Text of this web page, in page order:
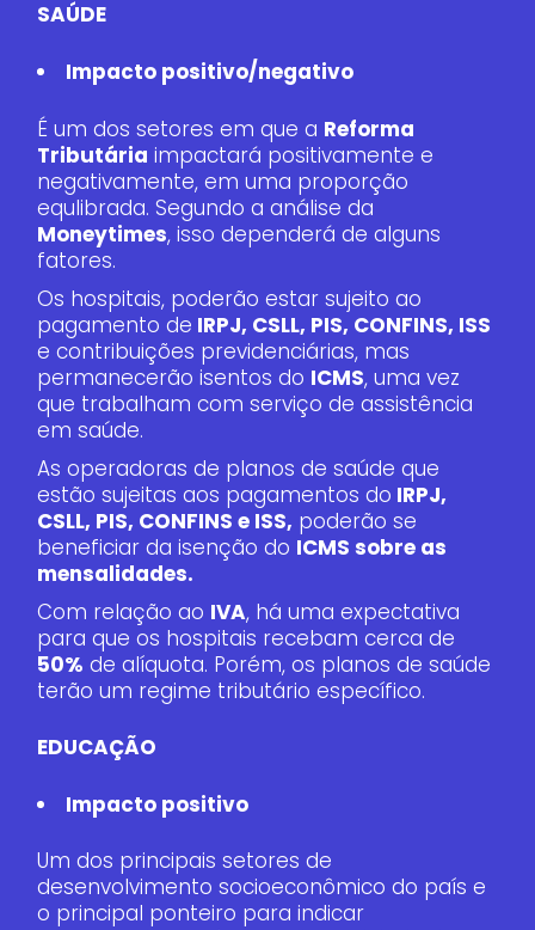
SAÚDE
Impacto positivo/negativo
É um dos setores em que a Reforma
Tributária impactará positivamente e
negativamente, em uma proporção
equlibrada. Segundo a análise da
Moneytimes, isso dependerá de alguns
fatores.
Os hospitais, poderão estar sujeito ao
pagamento de IRPJ, CSLL, PIS, CONFINS, ISS
e contribuições previdenciárias, mas
permanecerão isentos do ICMS, uma vez
que trabalham com serviço de assistência
em saúde.
As operadoras de planos de saúde que
estão sujeitas aos pagamentos do IRPJ,
CSLL, PIS, CONFINS e ISS, poderão se
beneficiar da isenção do ICMS sobre as
mensalidades.
Com relação ao IVA, há uma expectativa
para que os hospitais recebam cerca de
50% de alíquota. Porém, os planos de saúde
terão um regime tributário específico.
EDUCAÇÃO
Impacto positivo
Um dos principais setores de
desenvolvimento socioeconômico do país e
o principal ponteiro para indicar